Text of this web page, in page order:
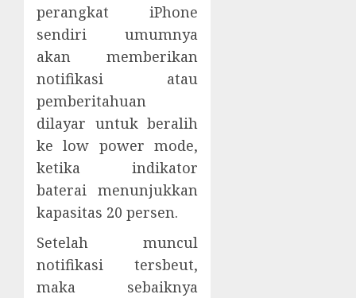
perangkat iPhone
sendiri umumnya
akan memberikan
notifikasi atau
pemberitahuan
dilayar untuk beralih
ke low power mode,
ketika indikator
baterai menunjukkan
kapasitas 20 persen.
Setelah muncul
notifikasi tersbeut,
maka sebaiknya